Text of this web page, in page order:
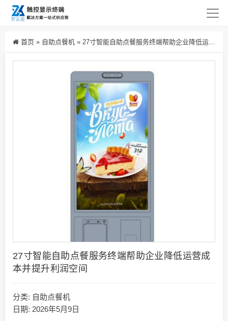
首页 » 自助点餐机 » 27寸智能自助点餐服务终端帮助企业降低运营成本并提升利润空间
27寸智能自助点餐服务终端帮助企业降低运营成
本并提升利润空间
分类: 自助点餐机
日期: 2026年5月9日